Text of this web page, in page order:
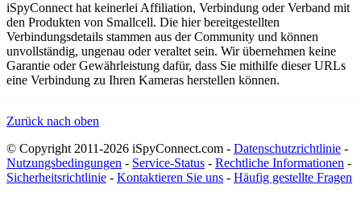
iSpyConnect hat keinerlei Affiliation, Verbindung oder Verband mit
den Produkten von Smallcell. Die hier bereitgestellten
Verbindungsdetails stammen aus der Community und können
unvollständig, ungenau oder veraltet sein. Wir übernehmen keine
Garantie oder Gewährleistung dafür, dass Sie mithilfe dieser URLs
eine Verbindung zu Ihren Kameras herstellen können.
Zurück nach oben
© Copyright 2011-2026 iSpyConnect.com - Datenschutzrichtlinie -
Nutzungsbedingungen - Service-Status - Rechtliche Informationen -
Sicherheitsrichtlinie - Kontaktieren Sie uns - Häufig gestellte Fragen